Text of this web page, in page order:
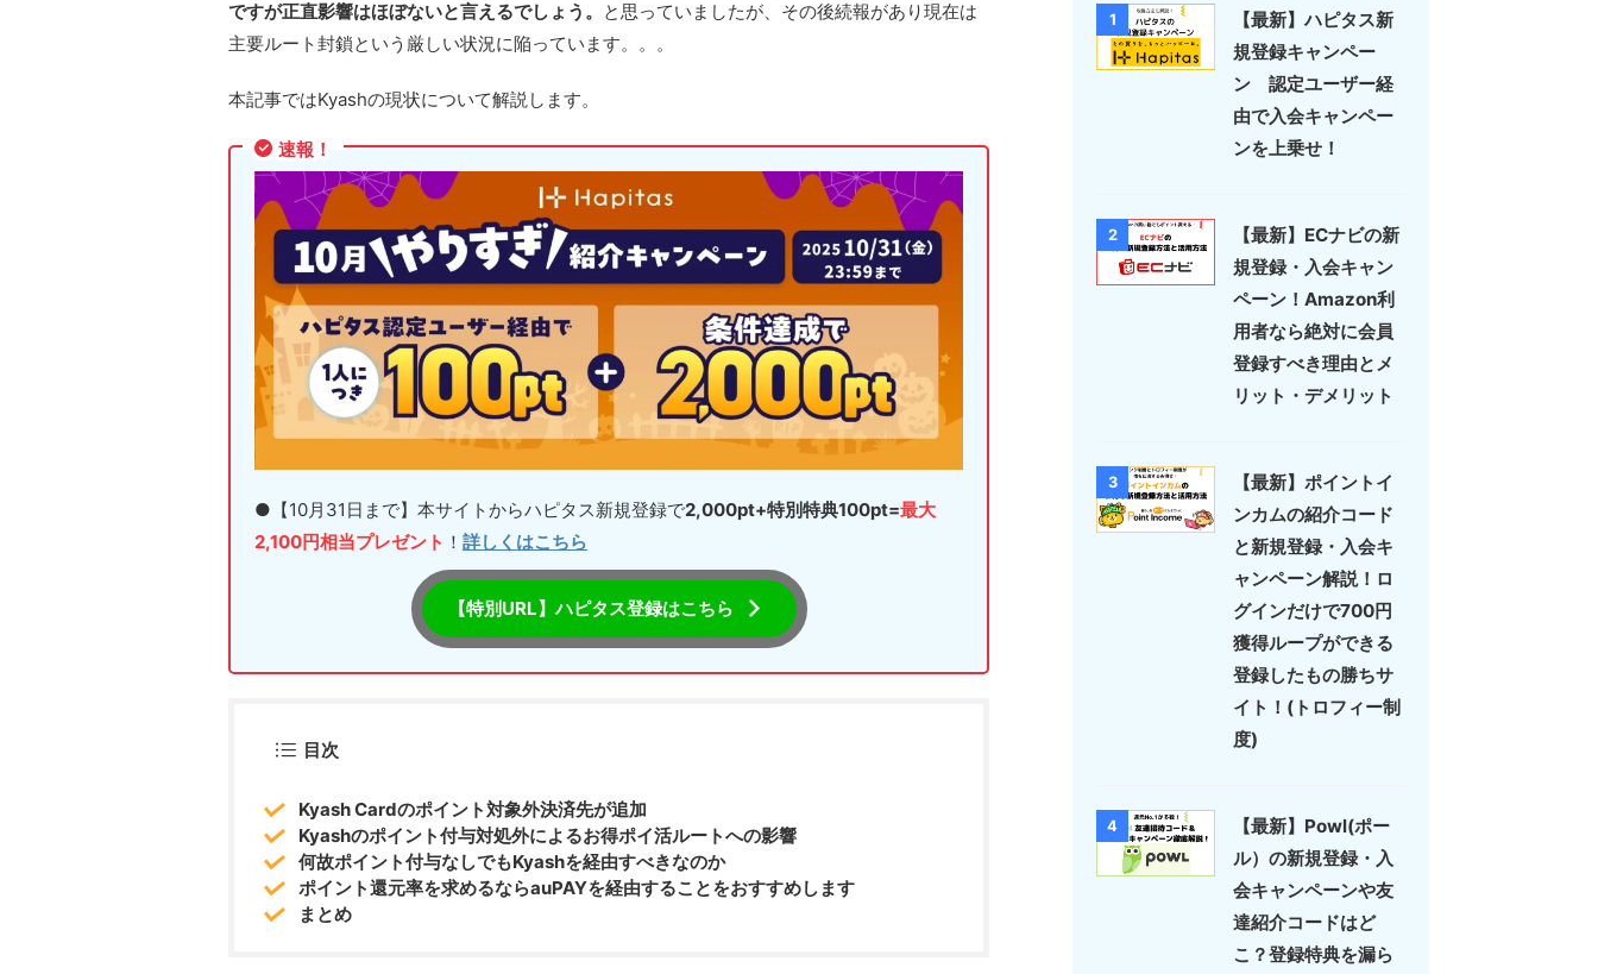
ですが正直影響はほぼないと言えるでしょう。 と思っていましたが、その後続報があり現在は
主要ルート封鎖という厳しい状況に陥っています。。。
本記事ではKyashの現状について解説します。
速報！
●【10月31日まで】本サイトからハピタス新規登録で2,000pt+特別特典100pt=最大
2,100円相当プレゼント ！ 詳しくはこちら
【特別URL】ハピタス登録はこちら
目次
Kyash Cardのポイント対象外決済先が追加
Kyashのポイント付与対処外によるお得ポイ活ルートへの影響
何故ポイント付与なしでもKyashを経由すべきなのか
ポイント還元率を求めるならauPAYを経由することをおすすめします
まとめ
1
【最新】ハピタス新
規登録キャンペー
ン 認定ユーザー経
由で入会キャンペー
ンを上乗せ！
2
【最新】ECナビの新
規登録・入会キャン
ペーン！Amazon利
用者なら絶対に会員
登録すべき理由とメ
リット・デメリット
3
【最新】ポイントイ
ンカムの紹介コード
と新規登録・入会キ
ャンペーン解説！ロ
グインだけで700円
獲得ループができる
登録したもの勝ちサ
イト！(トロフィー制
度)
4
【最新】Powl(ポー
ル）の新規登録・入
会キャンペーンや友
達紹介コードはど
こ？登録特典を漏ら